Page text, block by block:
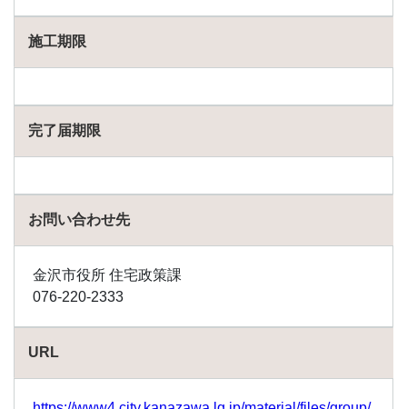
施工期限
完了届期限
お問い合わせ先
金沢市役所 住宅政策課
076-220-2333
URL